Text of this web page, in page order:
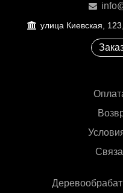
улица Киевская,